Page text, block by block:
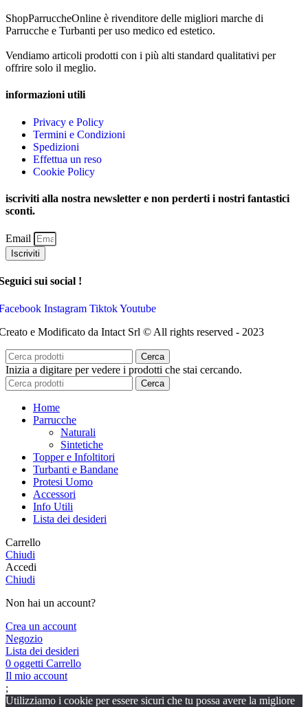
ShopParruccheOnline è rivenditore delle migliori marche di
Parrucche e Turbanti per uso medico ed estetico.
Vendiamo articoli prodotti con i più alti standard qualitativi per
offrire solo il meglio.
informazioni utili
Privacy e Policy
Termini e Condizioni
Spedizioni
Effettua un reso
Cookie Policy
iscriviti alla nostra newsletter e non perderti i nostri fantastici
sconti.
Email
Iscriviti
sui social !
Instagram TiktokYoutube
e Modificato da Intact Srl © All rights reserved - 2023
Cerca
Inizia a digitare per vedere i prodotti che stai cercando.
Cerca
Home
Parrucche
Naturali
Sintetiche
Topper e Infoltitori
Turbanti e Bandane
Protesi Uomo
Accessori
Info Utili
Lista dei desideri
Carrello
Chiudi
Accedi
Chiudi
Non hai un account?
Crea un account
Negozio
Lista dei desideri
0 oggetti Carrello
Il mio account
;
Utilizziamo i cookie per essere sicuri che tu possa avere la migliore